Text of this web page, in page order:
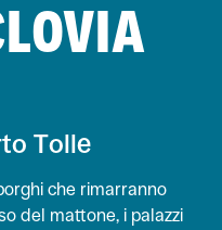
Tolle
che rimarranno
del mattone, i palazzi